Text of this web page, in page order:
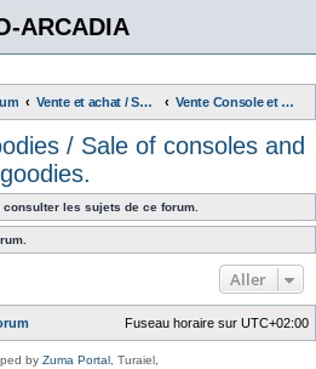
ARCADIA
Vente et achat / Sales and Purchases Vente Console et goodies / Sale of consoles and goodies.
/ Sale of consoles and
goodies.
les sujets de ce forum.
Aller
Fuseau horaire sur UTC+02:00
by Zuma Portal , Turaiel,